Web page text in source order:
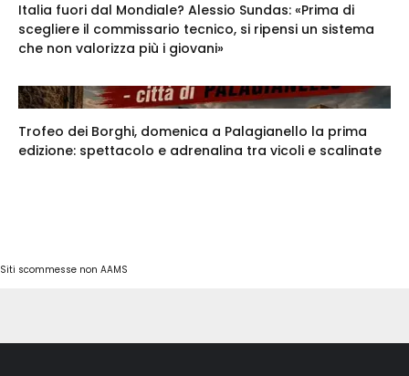
Italia fuori dal Mondiale? Alessio Sundas: «Prima di
scegliere il commissario tecnico, si ripensi un sistema
che non valorizza più i giovani»
Trofeo dei Borghi, domenica a Palagianello la prima
edizione: spettacolo e adrenalina tra vicoli e scalinate
Siti scommesse non AAMS